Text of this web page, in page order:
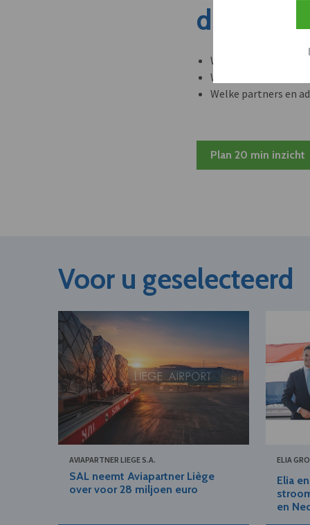
dit
Welke leveranciers
Welke bedrijven
Welke partners en
Plan 20 min inzicht
Voor u geselecteerd
AVIAPARTNER LIEGE S.A.
SAL neemt Aviapartner Liège
over voor 28 miljoen euro
ELIA
Elia
en